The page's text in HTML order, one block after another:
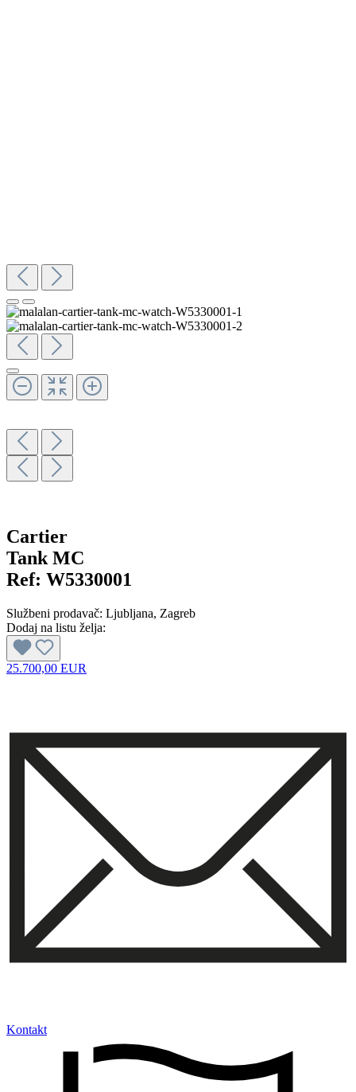
Cartier
Tank MC
Ref: W5330001
Službeni prodavač: Ljubljana, Zagreb
Dodaj na listu želja:
25.700,00 EUR
Kontakt